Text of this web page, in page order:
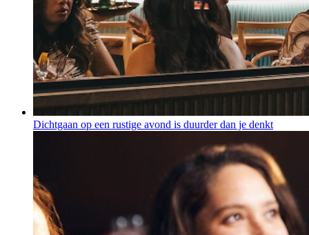
Dichtgaan op een rustige avond is duurder dan je denkt